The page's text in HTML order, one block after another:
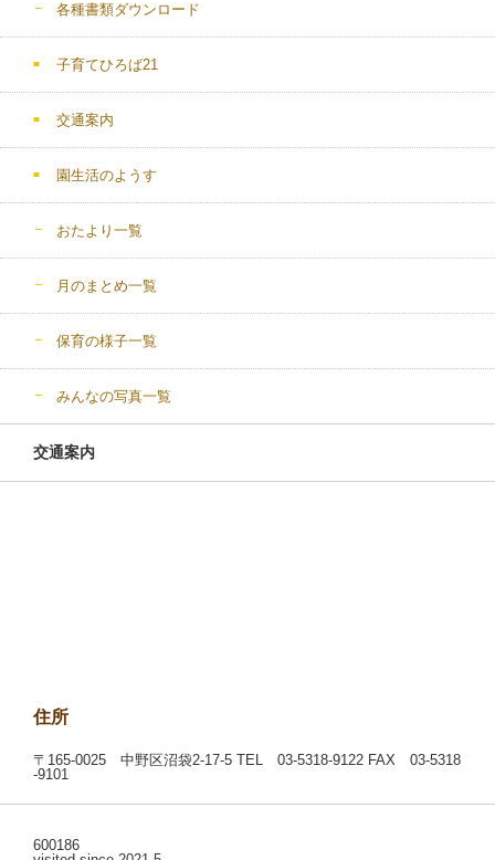
各種書類ダウンロード
子育てひろば21
交通案内
園生活のようす
おたより一覧
月のまとめ一覧
保育の様子一覧
みんなの写真一覧
交通案内
住所
〒165-0025 中野区沼袋2-17-5 TEL 03-5318-9122 FAX 03-5318
-9101
600186